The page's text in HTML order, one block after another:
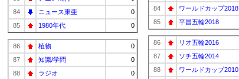
84
ニュース東亜
0
85
1980年代 0
86 植物
0
87
知識/学問
0
88
ラジオ
0
84
ワールドカップ2018
85
平昌五輪2018
86 リオ五輪2016
87
ソチ五輪2014
88
ワールドカップ2010